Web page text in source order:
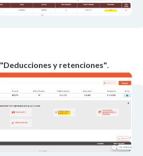
"Deducciones y retenciones"